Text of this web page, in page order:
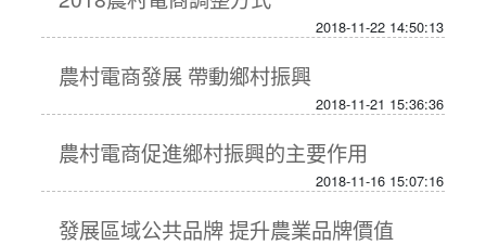
2018-11-22 14:50:13
農村電商發展 帶動鄉村振興
2018-11-21 15:36:36
農村電商促進鄉村振興的主要作用
2018-11-16 15:07:16
發展區域公共品牌 提升農業品牌價值